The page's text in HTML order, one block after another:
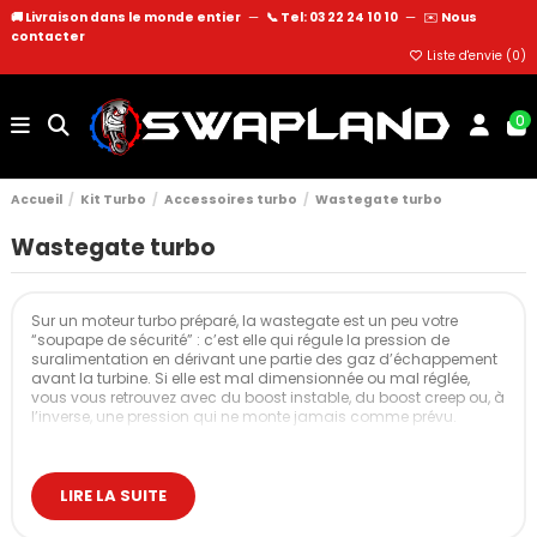
🚚 Livraison dans le monde entier — 📞 Tel: 03 22 24 10 10 — ✉️ Nous
contacter
Liste d'envie (0)
0
Accueil Kit Turbo Accessoires turbo Wastegate turbo
Wastegate turbo
Sur un moteur turbo préparé, la wastegate est un peu votre
“soupape de sécurité” : c’est elle qui régule la pression de
suralimentation en dérivant une partie des gaz d’échappement
avant la turbine. Si elle est mal dimensionnée ou mal réglée,
vous vous retrouvez avec du boost instable, du boost creep ou, à
l’inverse, une pression qui ne monte jamais comme prévu.
cœur du sujet, un contrôle de pression propre et reproductible,
même à forte charge et haute température.
LIRE LA SUITE